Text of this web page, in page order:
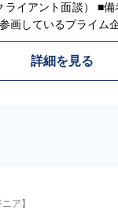
ライアント面談） ■
画しているプライム
詳細を見る
ア】